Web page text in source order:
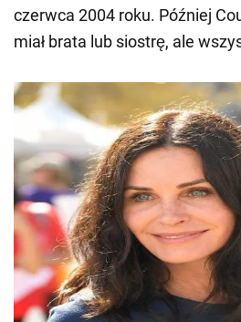
czerwca 2004 roku. Później
miał brata lub siostrę, ale